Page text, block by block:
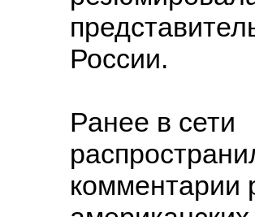
России.
Ранее в сети
комментарии